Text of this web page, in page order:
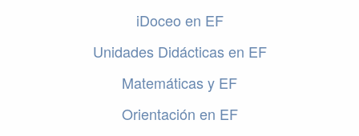
iDoceo en EF
Unidades Didácticas en EF
Matemáticas y EF
Orientación en EF